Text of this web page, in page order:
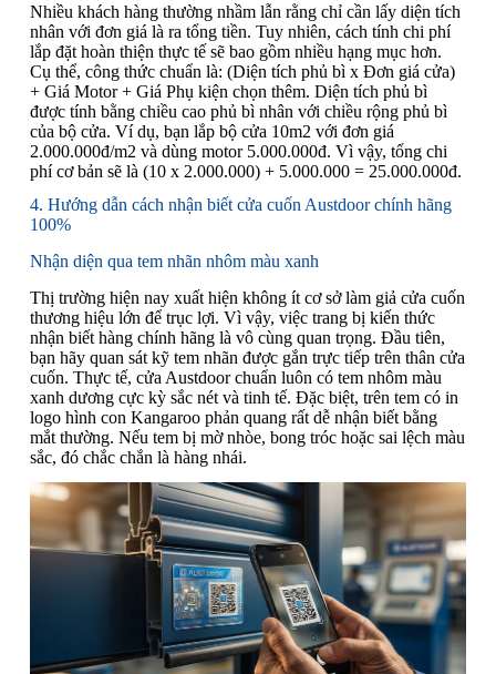
Nhiều khách hàng thường nhầm lẫn rằng chỉ cần lấy diện tích
nhân với đơn giá là ra tổng tiền. Tuy nhiên, cách tính chi phí
lắp đặt hoàn thiện thực tế sẽ bao gồm nhiều hạng mục hơn.
Cụ thể, công thức chuẩn là: (Diện tích phủ bì x Đơn giá cửa)
+ Giá Motor + Giá Phụ kiện chọn thêm. Diện tích phủ bì
được tính bằng chiều cao phủ bì nhân với chiều rộng phủ bì
của bộ cửa. Ví dụ, bạn lắp bộ cửa 10m2 với đơn giá
2.000.000đ/m2 và dùng motor 5.000.000đ. Vì vậy, tổng chi
phí cơ bản sẽ là (10 x 2.000.000) + 5.000.000 = 25.000.000đ.
4. Hướng dẫn cách nhận biết cửa cuốn Austdoor chính hãng
100%
Nhận diện qua tem nhãn nhôm màu xanh
Thị trường hiện nay xuất hiện không ít cơ sở làm giả cửa cuốn
thương hiệu lớn để trục lợi. Vì vậy, việc trang bị kiến thức
nhận biết hàng chính hãng là vô cùng quan trọng. Đầu tiên,
bạn hãy quan sát kỹ tem nhãn được gắn trực tiếp trên thân cửa
cuốn. Thực tế, cửa Austdoor chuẩn luôn có tem nhôm màu
xanh dương cực kỳ sắc nét và tinh tế. Đặc biệt, trên tem có in
logo hình con Kangaroo phản quang rất dễ nhận biết bằng
mắt thường. Nếu tem bị mờ nhòe, bong tróc hoặc sai lệch màu
sắc, đó chắc chắn là hàng nhái.